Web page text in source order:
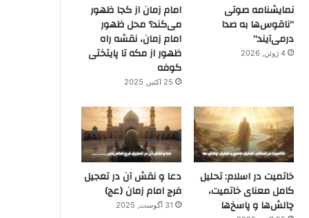
نمایشنامه صوتی
“ناقوس‌ها به صدا
در‌می‌آیند”
4 ژوئن, 2026
امام زمان از کجا ظهور
می‌کند؟ محل ظهور
امام زمان، نقشه راه
ظهور از مکه تا پایتختی
کوفه
25 اکتبر, 2025
خاتمیت در اسلام: تحلیل
کامل معنای خاتمیت،
چالش‌ها و پاسخ‌ها
دعا و نقش آن در تعجیل
فرج امام زمان (عج)
31 آگوست, 2025